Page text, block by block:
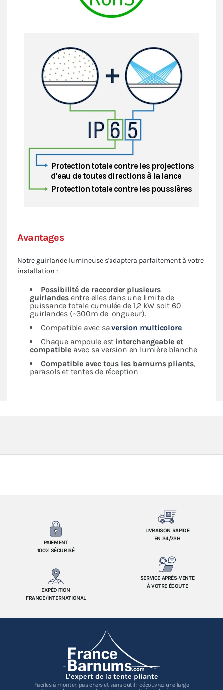
Avantages
Notre guirlande lumineuse s'adaptera parfaitement à votre
installation :
Possibilité de raccorder plusieurs
guirlandes entre elles dans une limite de
puissance totale cumulée de 1,2 kW soit 60
guirlandes (~300m de longueur).
Compatible avec saversion multicolore.
Chaque ampoule est interchangeable et
compatible avec sa version en lumière blanche
Compatible avec tous les barnums pliants,
parasols et tentes de réception
PAIEMENT
100% SÉCURISÉ
LIVRAISON RAPIDE
EN 24/72H
EXPÉDITION
FRANCE/INTERNATIONAL
SERVICE APRÈS-VENTE
À VOTRE ÉCOUTE
L’expert de la tente pliante
Faciles à monter, pas chers et sans outil : découvrez une large